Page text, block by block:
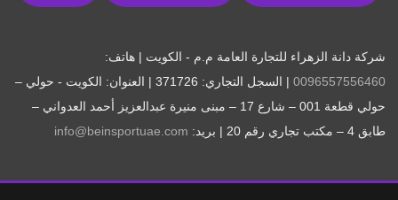
شركة دانة الزهراء للتجارة العامة م.م - الكويت | هاتف:
0096557556460
| السجل التجاري: 371726 | العنوان: الكويت - حولي –
حولي قطعة 001 – شارع 17 – مبنى منيرة عبدالعزيز أحمد العدواني –
طابق 4 – مكتب تجاري رقم 20 | بريد:
info@beinsportuae.com